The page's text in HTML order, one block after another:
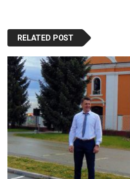
RELATED POST